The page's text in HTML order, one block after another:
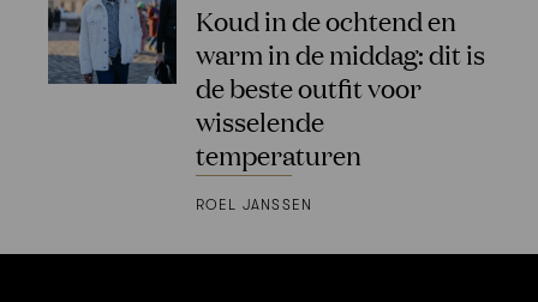
Koud in de ochtend en
warm in de middag: dit is
de beste outfit voor
wisselende
temperaturen
ROEL JANSSEN